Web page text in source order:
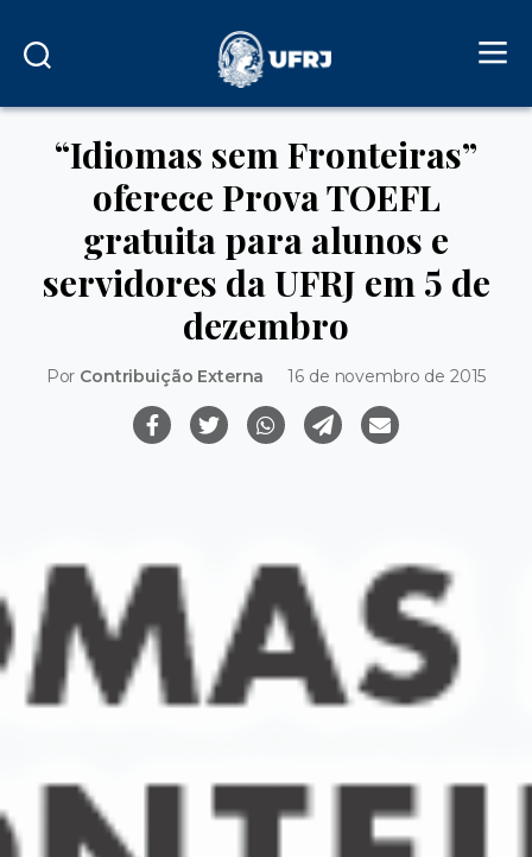
“Idiomas sem Fronteiras”
oferece Prova TOEFL
gratuita para alunos e
servidores da UFRJ em 5 de
dezembro
Por Contribuição Externa 16 de novembro de 2015